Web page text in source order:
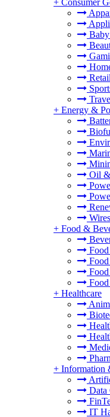
+ Consumer
+ Energy &
Oil
+ Food &
+ Healthcare
+ Information
Data
IT